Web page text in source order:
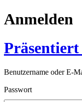
Anmelden
Präsentiert
Benutzername oder E-
Passwort